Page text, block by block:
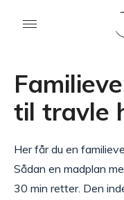
til travle
Her får du en
Sådan en madplan
30 min retter. Den